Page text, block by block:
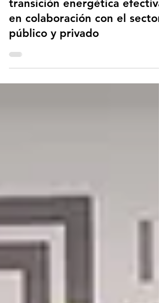
Es consultoría estratégica
esencial para alcanzar
transición energética efectiva
en colaboración con el sector
público y privado